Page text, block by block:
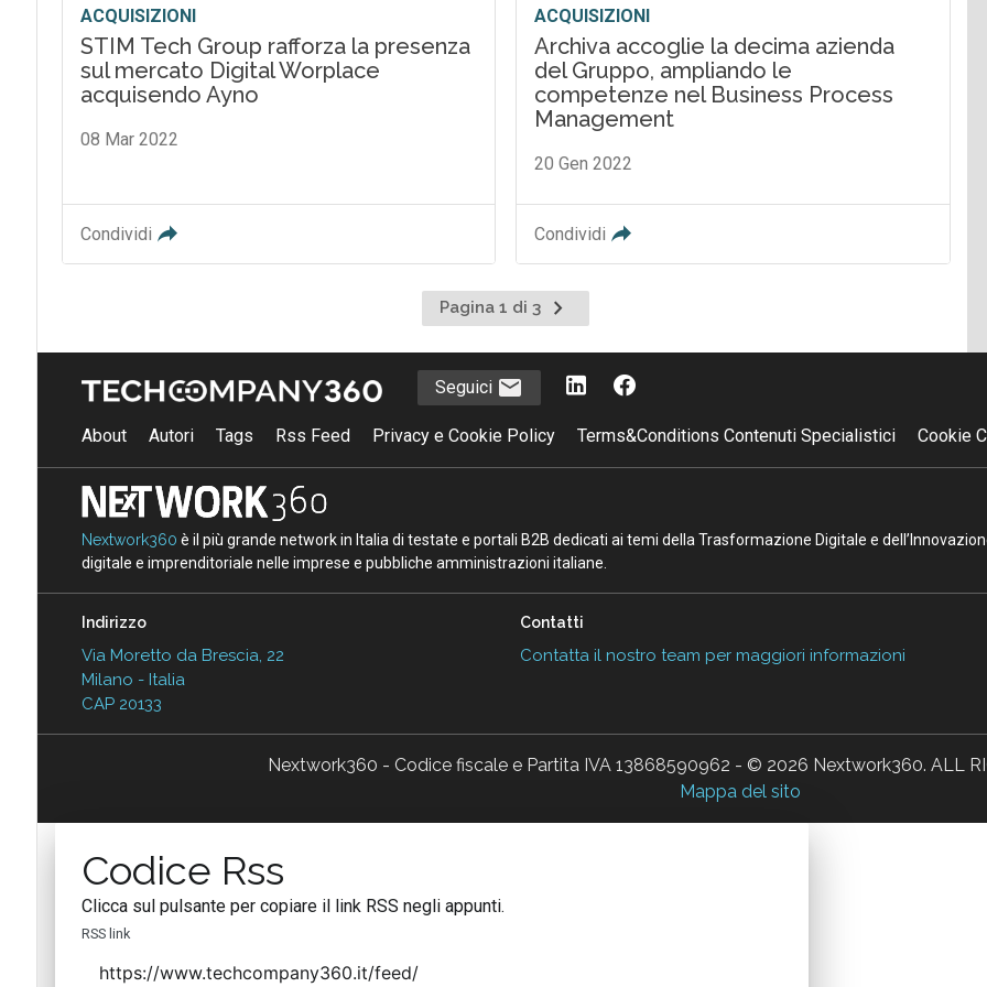
ACQUISIZIONI
STIM Tech Group rafforza la presenza
sul mercato Digital Worplace
acquisendo Ayno
08 Mar 2022
Condividi
ACQUISIZIONI
Archiva accoglie la decima azienda
del Gruppo, ampliando le
competenze nel Business Process
Management
20 Gen 2022
Condividi
Pagina 1 di 3
Pagina
successiva
Seguici
About Autori Tags Rss Feed Privacy e Cookie Policy Terms&Conditions Contenuti Specialistici Cookie
Nextwork360 è il più grande network in Italia di testate e portali B2B dedicati ai temi della Trasformazione Digitale e
digitale e imprenditoriale nelle imprese e pubbliche amministrazioni italiane.
Indirizzo
Via Moretto da Brescia, 22
Milano - Italia
CAP 20133
Contatti
Contatta il nostro team per maggiori informazioni
Nextwork360 - Codice fiscale e Partita IVA 13868590962 - © 2026 Nextwork360. ALL
Mappa del sito
Codice Rss
Clicca sul pulsante per copiare il link RSS negli appunti.
RSS link